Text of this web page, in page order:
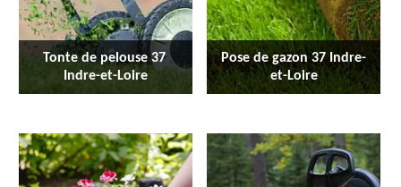
Tonte de pelouse 37
Indre-et-Loire
Pose de gazon 37 Indre-
et-Loire